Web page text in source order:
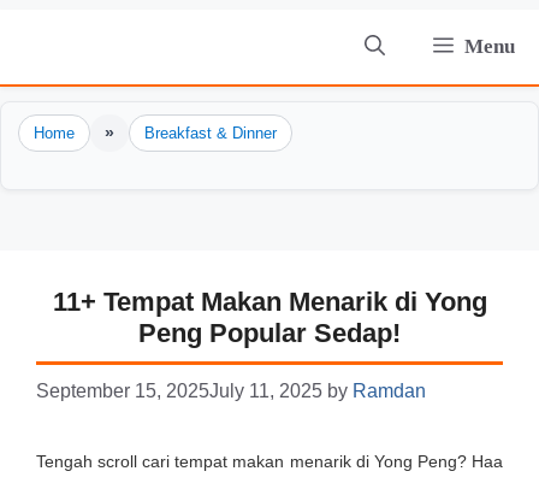
content
Menu
Home » Breakfast & Dinner
11+ Tempat Makan Menarik di Yong
Peng Popular Sedap!
September 15, 2025July 11, 2025 by Ramdan
Tengah scroll cari tempat makan menarik di Yong Peng? Haa